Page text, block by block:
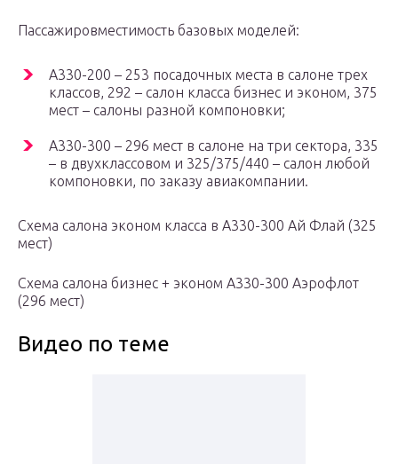
Пассажировместимость базовых моделей:
А330-200 – 253 посадочных места в салоне трех
классов, 292 – салон класса бизнес и эконом, 375
мест – салоны разной компоновки;
А330-300 – 296 мест в салоне на три сектора, 335
– в двухклассовом и 325/375/440 – салон любой
компоновки, по заказу авиакомпании.
Схема салона эконом класса в А330-300 Ай Флай (325
мест)
Схема салона бизнес + эконом А330-300 Аэрофлот
(296 мест)
Видео по теме